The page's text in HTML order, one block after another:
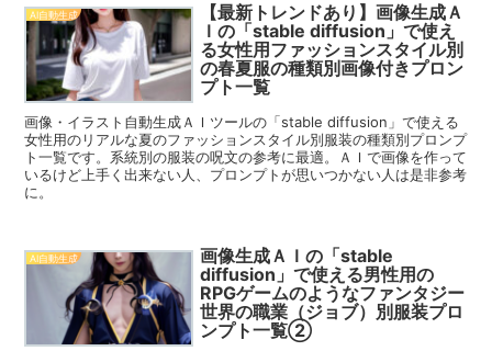
AI自動生成
【最新トレンドあり】画像生成Ａ
Ｉの「stable diffusion」で使え
る女性用ファッションスタイル別
の春夏服の種類別画像付きプロン
プト一覧
画像・イラスト自動生成ＡＩツールの「stable diffusion」で使える
女性用のリアルな夏のファッションスタイル別服装の種類別プロンプ
ト一覧です。系統別の服装の呪文の参考に最適。ＡＩで画像を作って
いるけど上手く出来ない人、プロンプトが思いつかない人は是非参考
に。
AI自動生成
画像生成ＡＩの「stable
diffusion」で使える男性用の
RPGゲームのようなファンタジー
世界の職業（ジョブ）別服装プロ
ンプト一覧②